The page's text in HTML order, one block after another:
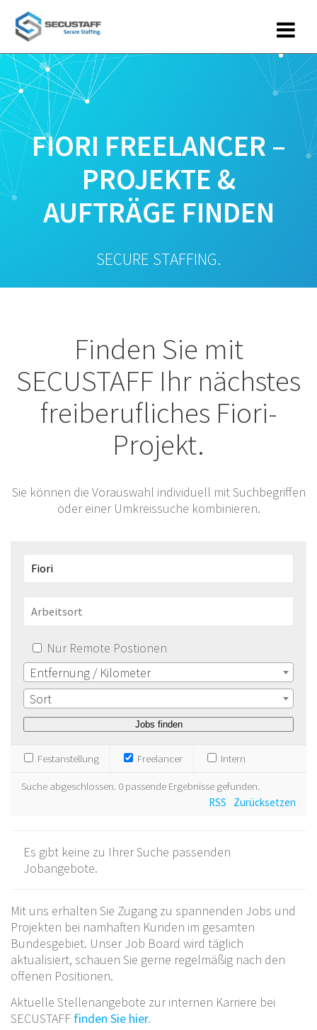
FIORI FREELANCER –
PROJEKTE &
AUFTRÄGE FINDEN
SECURE STAFFING.
Finden Sie mit
SECUSTAFF Ihr nächstes
freiberufliches Fiori-
Projekt.
Sie können die Vorauswahl individuell mit Suchbegriffen
oder einer Umkreissuche kombinieren.
Nur Remote Postionen
Entfernung / Kilometer
Sort
Festanstellung Freelancer Intern
Suche abgeschlossen. 0 passende Ergebnisse gefunden.
Zurücksetzen
RSS
Es gibt keine zu Ihrer Suche passenden
Jobangebote.
Mit uns erhalten Sie Zugang zu spannenden Jobs und
Projekten bei namhaften Kunden im gesamten
Bundesgebiet. Unser Job Board wird täglich
aktualisiert, schauen Sie gerne regelmäßig nach den
offenen Positionen.
Aktuelle Stellenangebote zur internen Karriere bei
SECUSTAFF finden Sie hier.